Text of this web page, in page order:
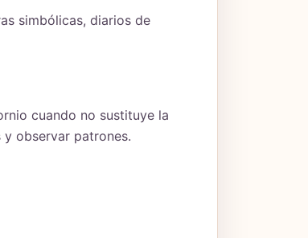
simbólicas, diarios de
cuando no sustituye la
observar patrones.